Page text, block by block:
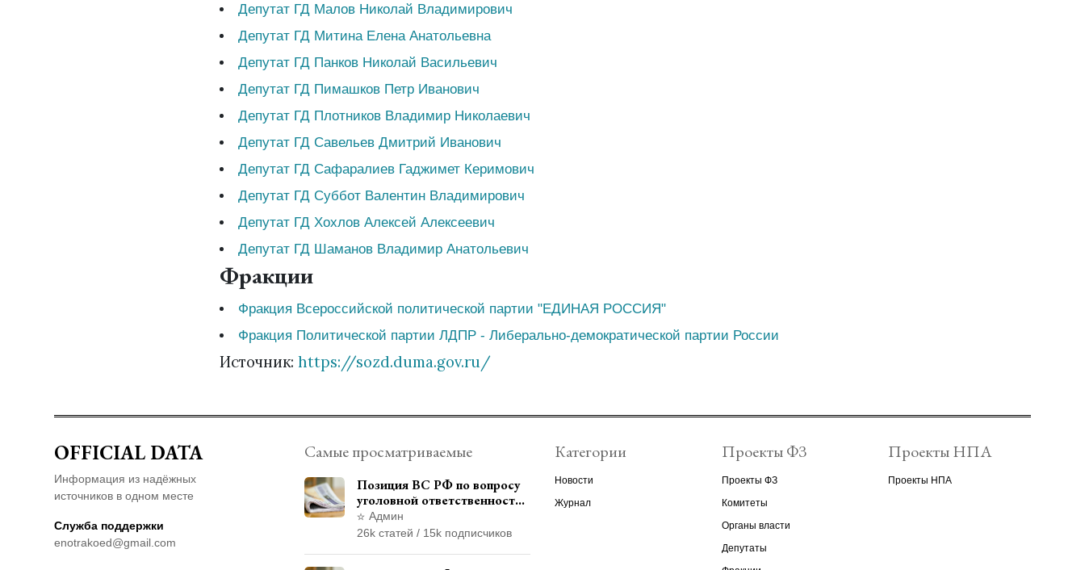
Депутат ГД Малов Николай Владимирович
Депутат ГД Митина Елена Анатольевна
Депутат ГД Панков Николай Васильевич
Депутат ГД Пимашков Петр Иванович
Депутат ГД Плотников Владимир Николаевич
Депутат ГД Савельев Дмитрий Иванович
Депутат ГД Сафаралиев Гаджимет Керимович
Депутат ГД Суббот Валентин Владимирович
Депутат ГД Хохлов Алексей Алексеевич
Депутат ГД Шаманов Владимир Анатольевич
Фракции
Фракция Всероссийской политической партии "ЕДИНАЯ РОССИЯ"
Фракция Политической партии ЛДПР - Либерально-демократической партии России
Источник: https://sozd.duma.gov.ru/
OFFICIAL DATA
Информация из надёжных
источников в одном месте
Служба поддержки
enotrakoed@gmail.com
Самые просматриваемые
Позиция ВС РФ по вопросу
уголовной ответственности
за участие в
террористической
Админ
26k статей / 15k подписчиков
Категории
Новости
Журнал
Проекты ФЗ
Проекты ФЗ
Комитеты
Органы власти
Депутаты
Проекты НПА
Проекты НПА